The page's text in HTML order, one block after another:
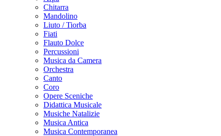
Chitarra
Mandolino
Liuto / Tiorba
Fiati
Flauto Dolce
Percussioni
Musica da Camera
Orchestra
Canto
Coro
Opere Sceniche
Didattica Musicale
Musiche Natalizie
Musica Antica
Musica Contemporanea